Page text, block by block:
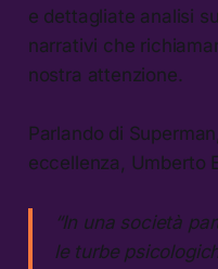
e dettagliate analisi
narrativi che
nostra attenzione.
Parlando di
eccellenza, Umberto
“In una società
le turbe